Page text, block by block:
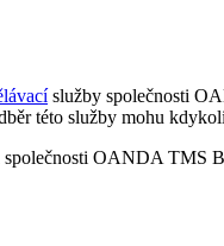
služby společnosti
této služby mohu
OANDA TMS